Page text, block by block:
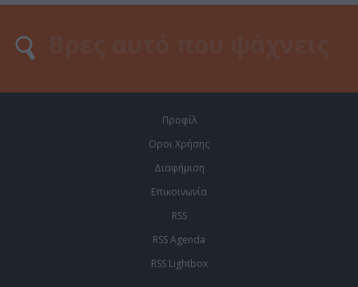
Προφίλ
Οροι Χρήσης
Διαφήμιση
Επικοινωνία
RSS
RSS Agenda
RSS Lightbox